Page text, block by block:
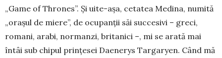
„Game of Thrones”. Și uite-așa, cetatea Medina, numită
„orașul de miere”, de ocupanții săi succesivi – greci,
romani, arabi, normanzi, britanici –, mi se arată mai
întâi sub chipul prințesei Dae­nerys Targaryen. Când mă